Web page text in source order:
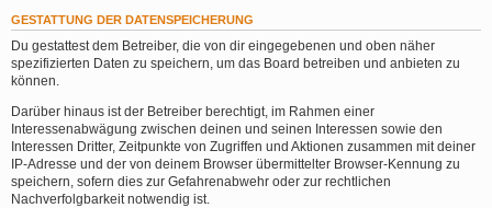
GESTATTUNG DER DATENSPEICHERUNG
Du gestattest dem Betreiber, die von dir eingegebenen und oben näher
spezifizierten Daten zu speichern, um das Board betreiben und anbieten zu
können.
Darüber hinaus ist der Betreiber berechtigt, im Rahmen einer
Interessenabwägung zwischen deinen und seinen Interessen sowie den
Interessen Dritter, Zeitpunkte von Zugriffen und Aktionen zusammen mit deiner
IP-Adresse und der von deinem Browser übermittelter Browser-Kennung zu
speichern, sofern dies zur Gefahrenabwehr oder zur rechtlichen
Nachverfolgbarkeit notwendig ist.